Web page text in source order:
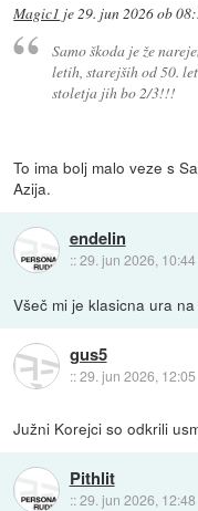
Magic1 je29. jun 2026 ob
Samo škoda je že
letih, starejših od 50.
stoletja jih bo 2/3!!!
To ima bolj malo veze s
Azija.
endelin
::29. jun 2026, 10:44
Všeč mi je klasicna ura
gus5
::29. jun 2026, 12:05
Južni Korejci so odkrili
Pithlit
::29. jun 2026, 12:48